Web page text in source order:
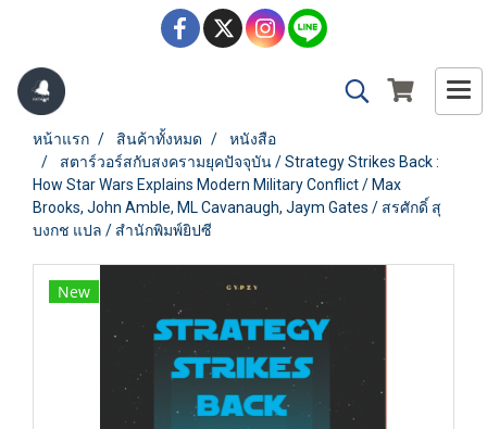
หน้าแรก สินค้าทั้งหมด
หนังสือ
สตาร์วอร์สกับสงครามยุคปัจจุบัน / Strategy Strikes Back :
How Star Wars Explains Modern Military Conflict / Max
Brooks, John Amble, ML Cavanaugh, Jaym Gates / สรศักดิ์ สุ
บงกช แปล / สำนักพิมพ์ยิปซี
New